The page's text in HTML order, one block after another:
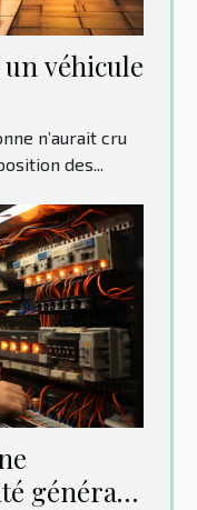
véhicule
n’aurait cru
des...
générale